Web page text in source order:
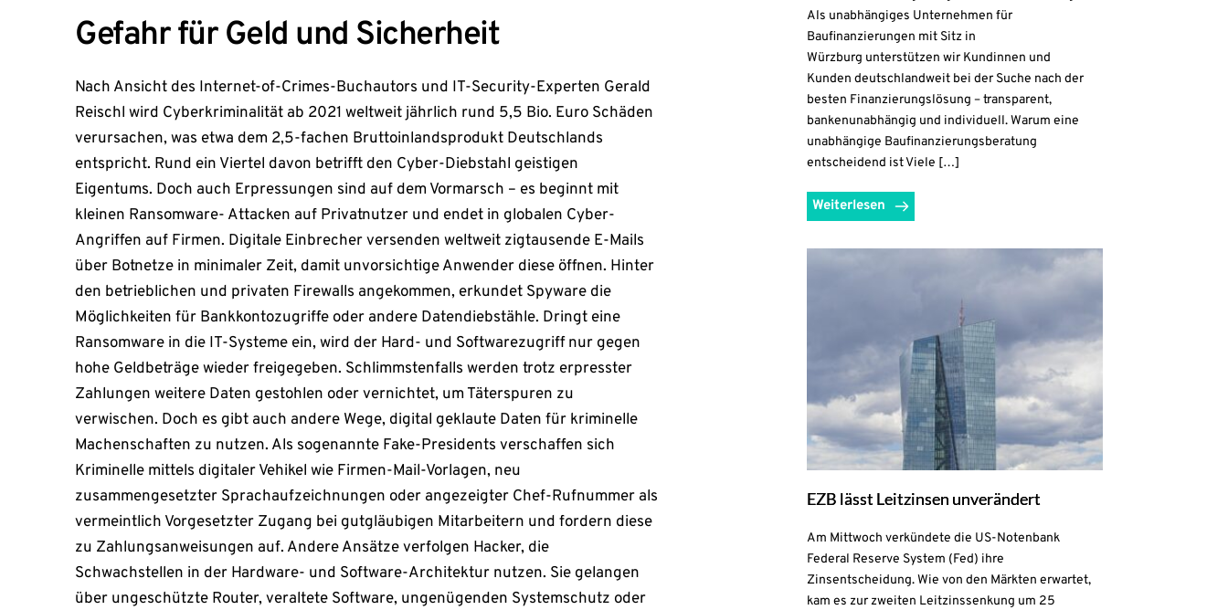
Gefahr für Geld und Sicherheit
Nach Ansicht des Internet-of-Crimes-Buchautors und IT-Security-Experten Gerald
Reischl wird Cyberkriminalität ab 2021 weltweit jährlich rund 5,5 Bio. Euro Schäden
verursachen, was etwa dem 2,5-fachen Bruttoinlandsprodukt Deutschlands
entspricht. Rund ein Viertel davon betrifft den Cyber-Diebstahl geistigen
Eigentums. Doch auch Erpressungen sind auf dem Vormarsch – es beginnt mit
kleinen Ransomware- Attacken auf Privatnutzer und endet in globalen Cyber-
Angriffen auf Firmen. Digitale Einbrecher versenden weltweit zigtausende E-Mails
über Botnetze in minimaler Zeit, damit unvorsichtige Anwender diese öffnen. Hinter
den betrieblichen und privaten Firewalls angekommen, erkundet Spyware die
Möglichkeiten für Bankkontozugriffe oder andere Datendiebstähle. Dringt eine
Ransomware in die IT-Systeme ein, wird der Hard- und Softwarezugriff nur gegen
hohe Geldbeträge wieder freigegeben. Schlimmstenfalls werden trotz erpresster
Zahlungen weitere Daten gestohlen oder vernichtet, um Täterspuren zu
verwischen. Doch es gibt auch andere Wege, digital geklaute Daten für kriminelle
Machenschaften zu nutzen. Als sogenannte Fake-Presidents verschaffen sich
Kriminelle mittels digitaler Vehikel wie Firmen-Mail-Vorlagen, neu
zusammengesetzter Sprachaufzeichnungen oder angezeigter Chef-Rufnummer als
vermeintlich Vorgesetzter Zugang bei gutgläubigen Mitarbeitern und fordern diese
zu Zahlungsanweisungen auf. Andere Ansätze verfolgen Hacker, die
Schwachstellen in der Hardware- und Software-Architektur nutzen. Sie gelangen
über ungeschützte Router, veraltete Software, ungenügenden Systemschutz oder
Als unabhängiges Unternehmen für
Baufinanzierungen mit Sitz in
Würzburg unterstützen wir Kundinnen und
Kunden deutschlandweit bei der Suche nach der
besten Finanzierungslösung – transparent,
bankenunabhängig und individuell. Warum eine
unabhängige Baufinanzierungsberatung
entscheidend ist Viele […]
Weiterlesen
EZB lässt Leitzinsen unverändert
Am Mittwoch verkündete die US-Notenbank
Federal Reserve System (Fed) ihre
Zinsentscheidung. Wie von den Märkten erwartet,
kam es zur zweiten Leitzinssenkung um 25